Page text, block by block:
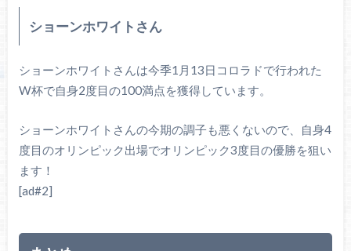
ショーンホワイトさん
ショーンホワイトさんは今季1月13日コロラドで行われた
W杯で自身2度目の100満点を獲得しています。
ショーンホワイトさんの今期の調子も悪くないので、自身4
度目のオリンピック出場でオリンピック3度目の優勝を狙い
ます！
[ad#2]